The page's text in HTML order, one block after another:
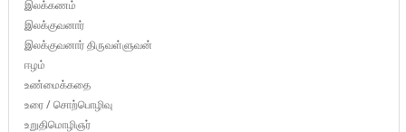
இலக்கணம்
இலக்குவனார்
இலக்குவனார் திருவள்ளுவன்
ஈழம்
உண்மைக்கதை
உரை / சொற்பொழிவு
உறுதிமொழிஞர்